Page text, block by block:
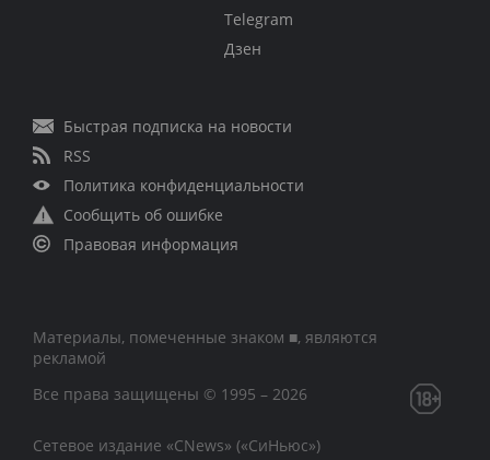
Telegram
Дзен
Быстрая подписка на новости
RSS
Политика конфиденциальности
Сообщить об ошибке
Правовая информация
Материалы, помеченные знаком ■, являются
рекламой
Все права защищены © 1995 – 2026
Сетевое издание «CNews» («СиНьюс»)